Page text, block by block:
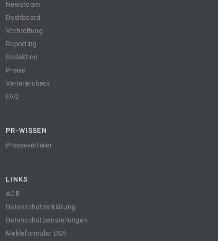
Newsroom
Dashboard
Verbreitung
Reporting
Redaktion
Preise
Verteilercheck
FAQ
PR-WISSEN
Presseverteiler
LINKS
AGB
Datenschutzerklärung
Datenschutzeinstellungen
Meldeformular DSA